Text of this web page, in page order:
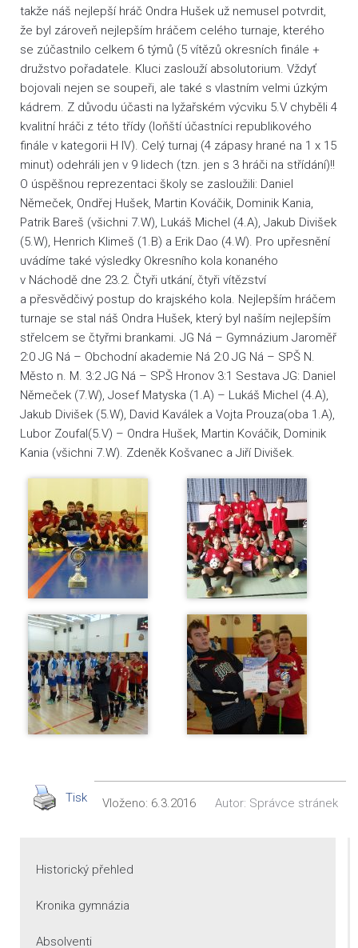
takže náš nejlepší hráč Ondra Hušek už nemusel potvrdit,
že byl zároveň nejlepším hráčem celého turnaje, kterého
se zúčastnilo celkem 6 týmů (5 vítězů okresních finále +
družstvo pořadatele. Kluci zaslouží absolutorium. Vždyť
bojovali nejen se soupeři, ale také s vlastním velmi úzkým
kádrem. Z důvodu účasti na lyžařském výcviku 5.V chyběli 4
kvalitní hráči z této třídy (loňští účastníci republikového
finále v kategorii H IV). Celý turnaj (4 zápasy hrané na 1 x 15
minut) odehráli jen v 9 lidech (tzn. jen s 3 hráči na střídání)!!
O úspěšnou reprezentaci školy se zasloužili: Daniel
Němeček, Ondřej Hušek, Martin Kováčik, Dominik Kania,
Patrik Bareš (všichni 7.W), Lukáš Michel (4.A), Jakub Divišek
(5.W), Henrich Klimeš (1.B) a Erik Dao (4.W). Pro upřesnění
uvádíme také výsledky Okresního kola konaného
v Náchodě dne 23.2. Čtyři utkání, čtyři vítězství
a přesvědčivý postup do krajského kola. Nejlepším hráčem
turnaje se stal náš Ondra Hušek, který byl naším nejlepším
střelcem se čtyřmi brankami. JG Ná – Gymnázium Jaroměř
2:0 JG Ná – Obchodní akademie Ná 2:0 JG Ná – SPŠ N.
Město n. M. 3:2 JG Ná – SPŠ Hronov 3:1 Sestava JG: Daniel
Němeček (7.W), Josef Matyska (1.A) – Lukáš Michel (4.A),
Jakub Divišek (5.W), David Kaválek a Vojta Prouza(oba 1.A),
Lubor Zoufal(5.V) – Ondra Hušek, Martin Kováčik, Dominik
Kania (všichni 7.W). Zdeněk Košvanec a Jiří Divišek.
Tisk Vloženo: 6.3.2016 Autor: Správce stránek
Historický přehled
Kronika gymnázia
Absolventi